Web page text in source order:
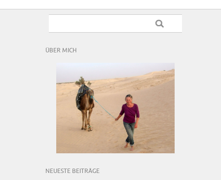
ÜBER MICH
NEUESTE BEITRÄGE